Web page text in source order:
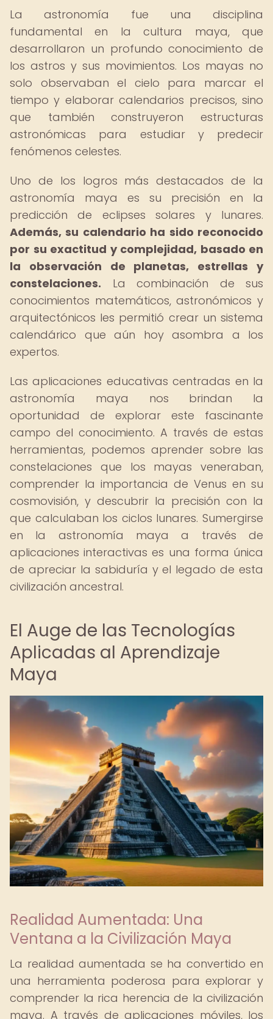
La astronomía fue una disciplina
fundamental en la cultura maya, que
desarrollaron un profundo conocimiento de
los astros y sus movimientos. Los mayas no
solo observaban el cielo para marcar el
tiempo y elaborar calendarios precisos, sino
que también construyeron estructuras
astronómicas para estudiar y predecir
fenómenos celestes.
Uno de los logros más destacados de la
astronomía maya es su precisión en la
predicción de eclipses solares y lunares.
Además, su calendario ha sido reconocido
por su exactitud y complejidad, basado en
la observación de planetas, estrellas y
constelaciones. La combinación de sus
conocimientos matemáticos, astronómicos y
arquitectónicos les permitió crear un sistema
calendárico que aún hoy asombra a los
expertos.
Las aplicaciones educativas centradas en la
astronomía maya nos brindan la
oportunidad de explorar este fascinante
campo del conocimiento. A través de estas
herramientas, podemos aprender sobre las
constelaciones que los mayas veneraban,
comprender la importancia de Venus en su
cosmovisión, y descubrir la precisión con la
que calculaban los ciclos lunares. Sumergirse
en la astronomía maya a través de
aplicaciones interactivas es una forma única
de apreciar la sabiduría y el legado de esta
civilización ancestral.
El Auge de las Tecnologías
Aplicadas al Aprendizaje
Maya
Realidad Aumentada: Una
Ventana a la Civilización Maya
La realidad aumentada se ha convertido en
una herramienta poderosa para explorar y
comprender la rica herencia de la civilización
maya. A través de aplicaciones móviles, los